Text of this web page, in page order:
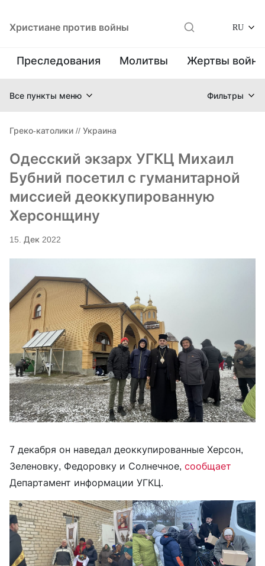
Христиане против войны RU
Преследования Молитвы Жертвы
Все пункты меню Фильтры
Греко-католики // Украина
Одесский экзарх УГКЦ Михаил
Бубний посетил с гуманитарной
миссией деоккупированную
Херсонщину
15. Дек 2022
7 декабря он наведал деоккупированные Херсон,
Зеленовку, Федоровку и Солнечное, сообщает
Департамент информации УГКЦ.